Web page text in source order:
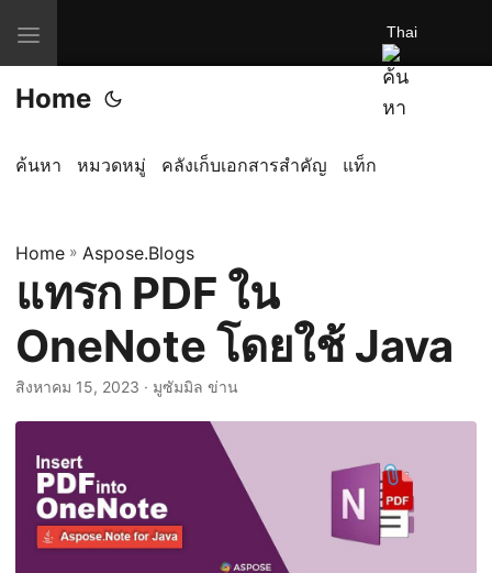
ส
ลั
บ
า
ท
า
ง
Thai
Home
ค้นหา หมวดหมู่ คลังเก็บเอกสารสำคัญ แท็ก
Home » Aspose.Blogs
แทรก PDF ใน
OneNote โดยใช้ Java
สิงหาคม 15, 2023 · มูซัมมิล ข่าน